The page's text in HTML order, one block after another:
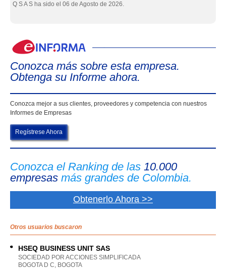
Q S A S ha sido el 06 de Agosto de 2026.
Conozca más sobre esta empresa.
Obtenga su Informe ahora.
Conozca mejor a sus clientes, proveedores y competencia con nuestros
Informes de Empresas
Regístrese Ahora
Conozca el Ranking de las 10.000
empresas más grandes de Colombia.
Obtenerlo Ahora >>
Otros usuarios buscaron
HSEQ BUSINESS UNIT SAS
SOCIEDAD POR ACCIONES SIMPLIFICADA
BOGOTA D C, BOGOTA